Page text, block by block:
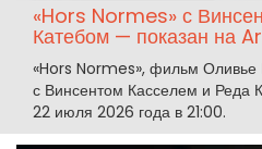
«Hors Normes» с
Катебом — показан на
«Hors Normes», фильм
с Винсентом Касселем и Реда
22 июля 2026 года в 21:00.